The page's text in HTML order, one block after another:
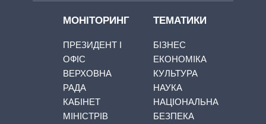
МОНІТОРИНГ
ПРЕЗИДЕНТ І
ОФІС
ВЕРХОВНА
РАДА
КАБІНЕТ
МІНІСТРІВ
ТЕМАТИКИ
БІЗНЕС
ЕКОНОМІКА
КУЛЬТУРА
НАУКА
НАЦІОНАЛЬНА
БЕЗПЕКА